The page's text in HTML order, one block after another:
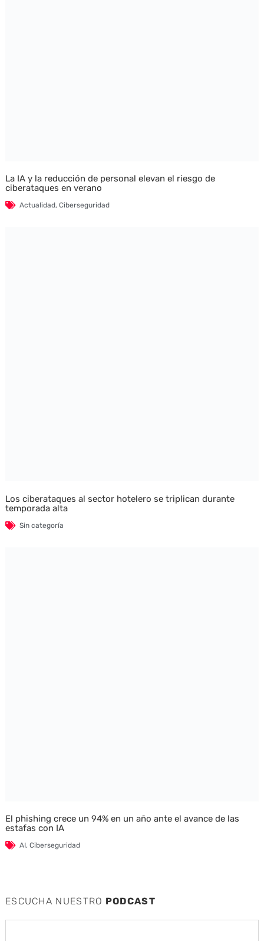
La IA y la reducción de personal elevan el riesgo de
ciberataques en verano
Actualidad, Ciberseguridad
Los ciberataques al sector hotelero se triplican durante
temporada alta
Sin categoría
El phishing crece un 94% en un año ante el avance de las
estafas con IA
AI, Ciberseguridad
ESCUCHA NUESTRO PODCAST